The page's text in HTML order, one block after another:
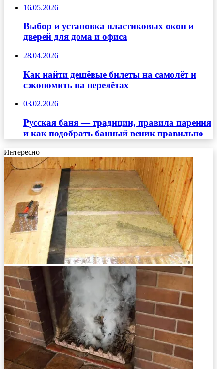
16.05.2026
Выбор и установка пластиковых окон и
дверей для дома и офиса
28.04.2026
Как найти дешёвые билеты на самолёт и
сэкономить на перелётах
03.02.2026
Русская баня — традиции, правила парения
и как подобрать банный веник правильно
Интересно